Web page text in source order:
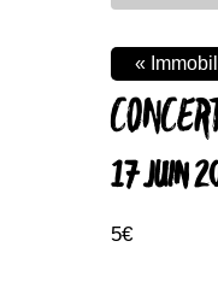
17 JUIN
5€
«